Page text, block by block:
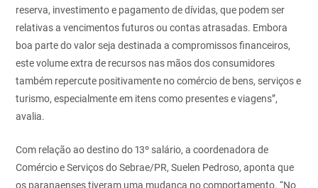
reserva, investimento e pagamento de dívidas, que podem ser
relativas a vencimentos futuros ou contas atrasadas. Embora
boa parte do valor seja destinada a compromissos financeiros,
este volume extra de recursos nas mãos dos consumidores
também repercute positivamente no comércio de bens, serviços e
turismo, especialmente em itens como presentes e viagens”,
avalia.
Com relação ao destino do 13º salário, a coordenadora de
Comércio e Serviços do Sebrae/PR, Suelen Pedroso, aponta que
os paranaenses tiveram uma mudança no comportamento. “No